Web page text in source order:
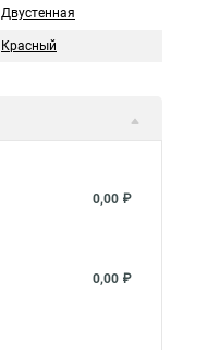
Двустенная
Красный
0,00 ₽
0,00 ₽